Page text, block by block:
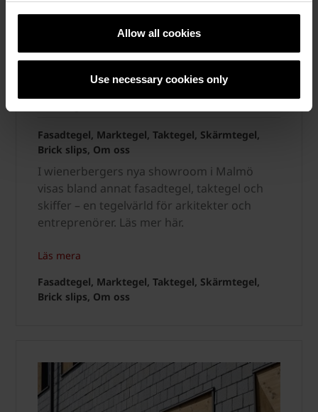
Allow all cookies
Use necessary cookies only
wienerberger öppnar nytt showroom
för tegel i Malmö
Fasadtegel, Marktegel, Taktegel, Skärmtegel,
Brick slips, Om oss
I wienerbergers nya showroom i Malmö
visas bland annat fasadtegel, taktegel och
skiffer – en tegelvärld för arkitekter och
entreprenörer. Läs mer här.
Läs mera
Fasadtegel, Marktegel, Taktegel, Skärmtegel,
Brick slips, Om oss